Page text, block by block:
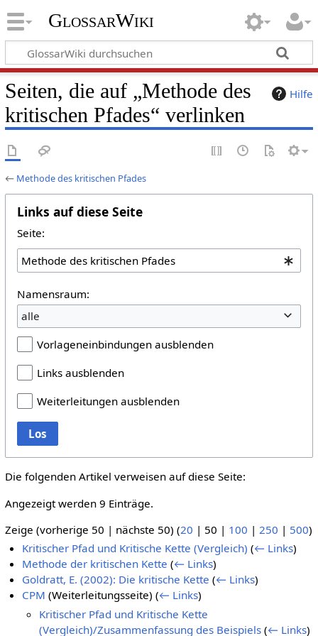
GlossarWiki
Hilfe
Seiten, die auf „Methode des
kritischen Pfades“ verlinken
← Methode des kritischen Pfades
Links auf diese Seite
Seite:
Namensraum:
alle
Vorlageneinbindungen ausblenden
Links ausblenden
Weiterleitungen ausblenden
Los
Die folgenden Artikel verweisen auf diese Seite:
Angezeigt werden 9 Einträge.
Zeige (vorherige 50 | nächste 50) (20 | 50 | 100 | 250 | 500)
Kritischer Pfad und Kritische Kette (Vergleich) (← Links)
Methode der kritischen Kette (← Links)
Goldratt, E. (2002): Die kritische Kette (← Links)
CPM (Weiterleitungsseite)(← Links)
Kritischer Pfad und Kritische Kette
(Vergleich)/Zusammenfassung des Beispiels (← Links)